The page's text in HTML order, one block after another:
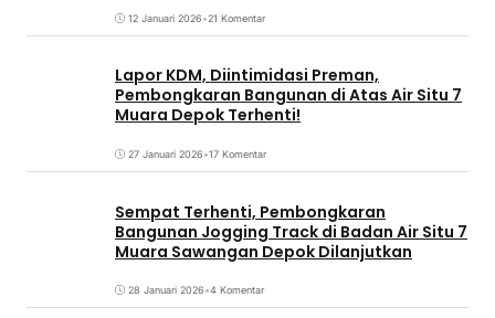
12 Januari 2026•21 Komentar
Lapor KDM, Diintimidasi Preman,
Pembongkaran Bangunan di Atas Air Situ 7
Muara Depok Terhenti!
27 Januari 2026•17 Komentar
Sempat Terhenti, Pembongkaran
Bangunan Jogging Track di Badan Air Situ 7
Muara Sawangan Depok Dilanjutkan
28 Januari 2026•4 Komentar